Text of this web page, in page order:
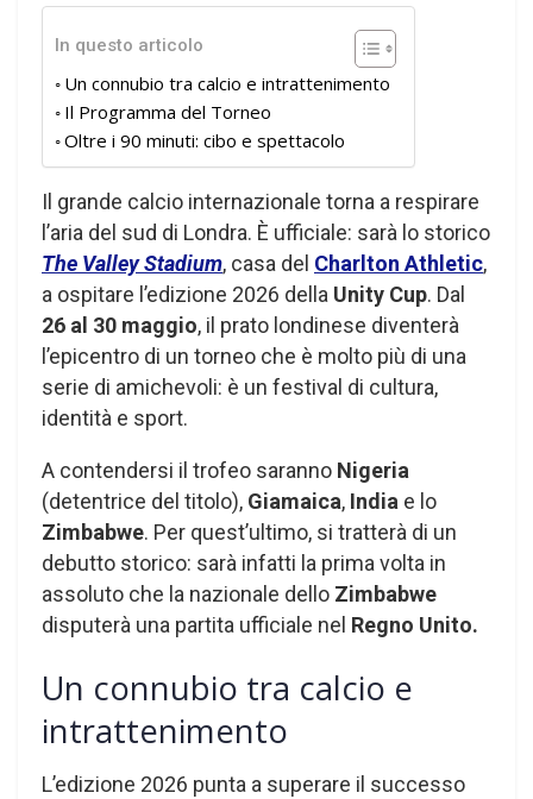
In questo articolo
Un connubio tra calcio e intrattenimento
Il Programma del Torneo
Oltre i 90 minuti: cibo e spettacolo
Il grande calcio internazionale torna a respirare
l’aria del sud di Londra. È ufficiale: sarà lo storico
The Valley Stadium, casa del Charlton Athletic,
a ospitare l’edizione 2026 della Unity Cup. Dal
26 al 30 maggio, il prato londinese diventerà
l’epicentro di un torneo che è molto più di una
serie di amichevoli: è un festival di cultura,
identità e sport.
A contendersi il trofeo saranno Nigeria
(detentrice del titolo), Giamaica, India e lo
Zimbabwe. Per quest’ultimo, si tratterà di un
debutto storico: sarà infatti la prima volta in
assoluto che la nazionale dello Zimbabwe
disputerà una partita ufficiale nel Regno Unito.
Un connubio tra calcio e
intrattenimento
L’edizione 2026 punta a superare il successo